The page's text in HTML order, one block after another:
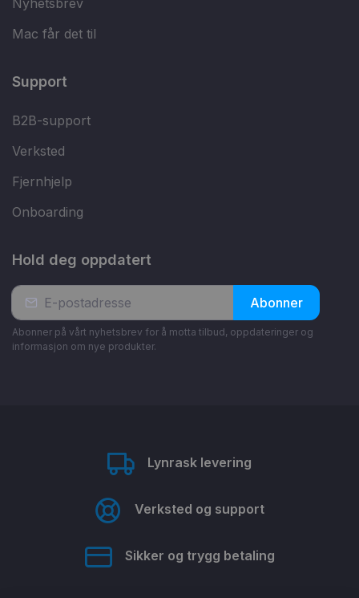
Mac får det til
Support
B2B-support
Verksted
Fjernhjelp
Onboarding
Hold deg oppdatert
Abonner
Abonner på vårt nyhetsbrev for å motta tilbud, oppdateringer og
informasjon om nye produkter.
Lynrask levering
Verksted og support
Sikker og trygg betaling